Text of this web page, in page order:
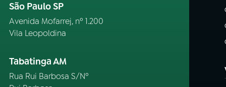
São Paulo SP
Avenida Mofarrej, nº 1.200
Vila Leopoldina
Tabatinga AM
Rua Rui Barbosa S/Nº